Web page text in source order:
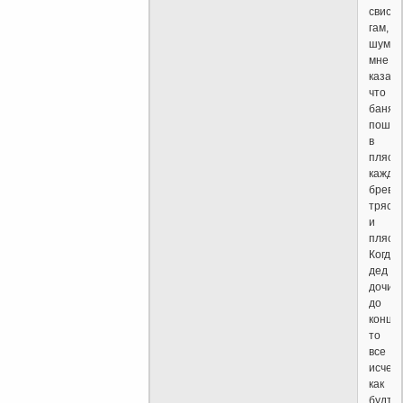
свист,
гам,
шум
мне
что
баня
пошла
в
пляс
и
Когда
дед
до
конца,
то
все
как
будто